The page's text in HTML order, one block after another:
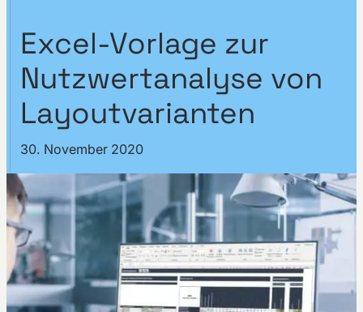
Excel-Vorlage zur
Nutzwertanalyse von
Layoutvarianten
30. November 2020